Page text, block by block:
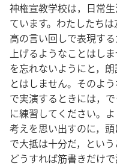
神権宣教学校は，日常
ています。わたしたち
高の言い回しで表現す
上げるようなことはし
を忘れないようにと，
とはしません。そのよ
で実演するときには，
に練習してください。
考えを思い出すのに，
で大抵は十分だ，とい
どうすれば筋書きだけ